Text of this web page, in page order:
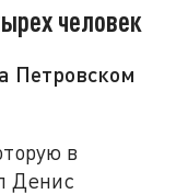
человек
Петровском
в
Денис